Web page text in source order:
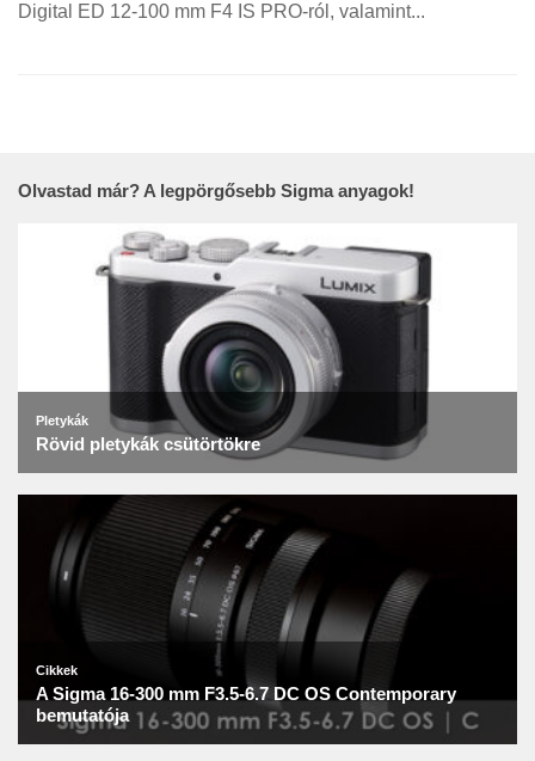
Digital ED 12-100 mm F4 IS PRO-ról, valamint...
Olvastad már? A legpörgősebb Sigma anyagok!